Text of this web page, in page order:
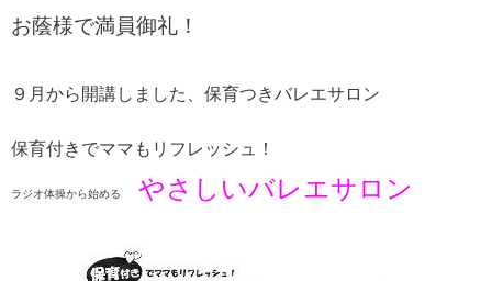
お蔭様で満員御礼！
９月から開講しました、保育つきバレエサロン
保育付きでママもリフレッシュ！
ラジオ体操から始める やさしいバレエサロン